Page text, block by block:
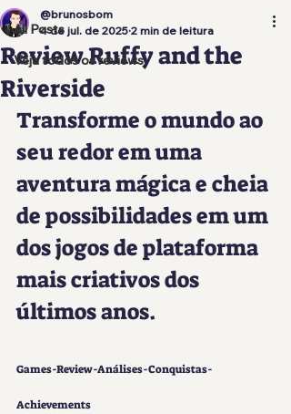
All Posts
Veja todos os reviews
Review Ruffy and the
Riverside
@brunosbom
4 de jul. de 2025 2 min de leitura
Transforme o mundo ao
seu redor em uma
aventura mágica e cheia
de possibilidades em um
dos jogos de plataforma
mais criativos dos
últimos anos.
Games-Review-Análises-Conquistas-
Achievements